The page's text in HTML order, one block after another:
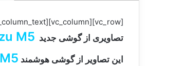
[vc_row][vc_column][vc_column_text]
تصاویری از گوشی جدید M5
این تصاویر از گوشی هوشمند